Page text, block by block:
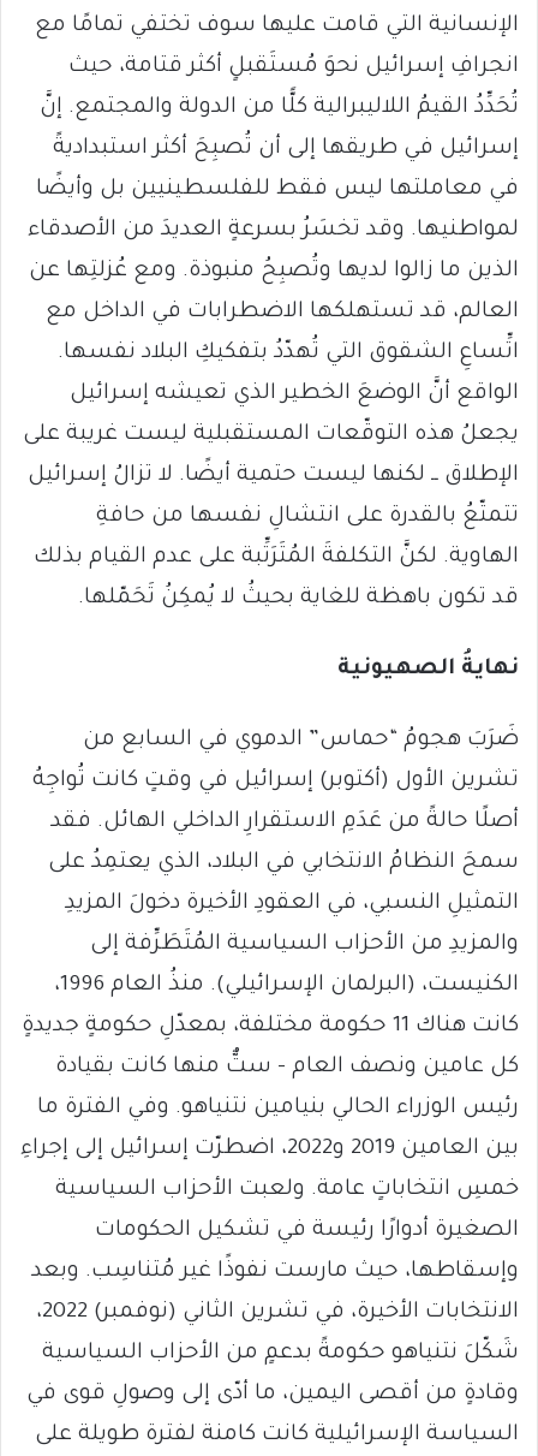
الإنسانية التي قامت عليها سوف تختفي تمامًا مع
انجرافِ إسرائيل نحوَ مُستَقبلٍ أكثر قتامة، حيث
تُحَدِّدُ القيمُ اللاليبرالية كلًّا من الدولة والمجتمع. إنَّ
إسرائيل في طريقها إلى أن تُصبِحَ أكثر استبداديةً
في معاملتها ليس فقط للفلسطينيين بل وأيضًا
لمواطنيها. وقد تخسَرُ بسرعةٍ العديدَ من الأصدقاء
الذين ما زالوا لديها وتُصبِحُ منبوذة. ومع عُزلتِها عن
العالم، قد تستهلكها الاضطرابات في الداخل مع
اتِّساعِ الشقوق التي تُهدّدُ بتفكيكِ البلاد نفسها.
الواقع أنَّ الوضعَ الخطير الذي تعيشه إسرائيل
يجعلُ هذه التوقّعات المستقبلية ليست غريبة على
الإطلاق ــ لكنها ليست حتمية أيضًا. لا تزالُ إسرائيل
تتمتّعُ بالقدرة على انتشالِ نفسها من حافةِ
الهاوية. لكنَّ التكلفةَ المُتَرَتِّبة على عدم القيام بذلك
قد تكون باهظة للغاية بحيثُ لا يُمكِنُ تَحَمّلها.
نهايةُ الصهيونية
ضَرَبَ هجومُ “حماس” الدموي في السابع من
تشرين الأول (أكتوبر) إسرائيل في وقتٍ كانت تُواجِهُ
أصلًا حالةً من عَدَمِ الاستقرارِ الداخلي الهائل. فقد
سمحَ النظامُ الانتخابي في البلاد، الذي يعتمِدُ على
التمثيلِ النسبي، في العقودِ الأخيرة دخولَ المزيدِ
والمزيدِ من الأحزاب السياسية المُتَطَرِّفة إلى
الكنيست، (البرلمان الإسرائيلي). منذُ العام 1996،
كانت هناك 11 حكومة مختلفة، بمعدّلِ حكومةٍ جديدةٍ
كل عامين ونصف العام – ستٌّ منها كانت بقيادة
رئيس الوزراء الحالي بنيامين نتنياهو. وفي الفترة ما
بين العامين 2019 و2022، اضطرّت إسرائيل إلى إجراءِ
خمسِ انتخاباتٍ عامة. ولعبت الأحزاب السياسية
الصغيرة أدوارًا رئيسة في تشكيل الحكومات
وإسقاطها، حيث مارست نفوذًا غير مُتناسِب. وبعد
الانتخابات الأخيرة، في تشرين الثاني (نوفمبر) 2022،
شَكّلَ نتنياهو حكومةً بدعمٍ من الأحزاب السياسية
وقادةٍ من أقصى اليمين، ما أدّى إلى وصولِ قوى في
السياسة الإسرائيلية كانت كامنة لفترة طويلة على